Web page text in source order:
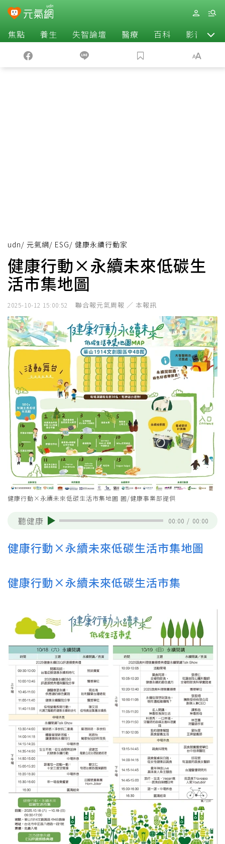
焦點 養生 失智論壇 醫療 百科 影音
udn/ 元氣網/ ESG/ 健康永續行動家
健康行動×永續未來低碳生
活市集地圖
2025-10-12 15:00:52 聯合報元氣周報 ／ 本報訊
健康行動×永續未來低碳生活市集地圖 圖/健康事業部提供
聽健康 00:00 / 00:00
健康行動×永續未來低碳生活市集地圖
健康行動×永續未來低碳生活市集